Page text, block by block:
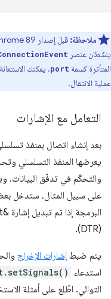
ملاحظة: قبل إصدار Chrome 89، كان الحدثان
ينشّطان عنصر
المتأثرة كسمة port. يمكنك
عملية الانتقال.
التعامل مع الإشارات
بعد إنشاء اتصال بمنفذ
يعرضها المنفذ التسلسلي
والتحكّم في تدفّق البيانات.
(DTR).
يتم ضبط إشارات الإخراج
استدعاء
التوالي. اطّلِع على أمثلة